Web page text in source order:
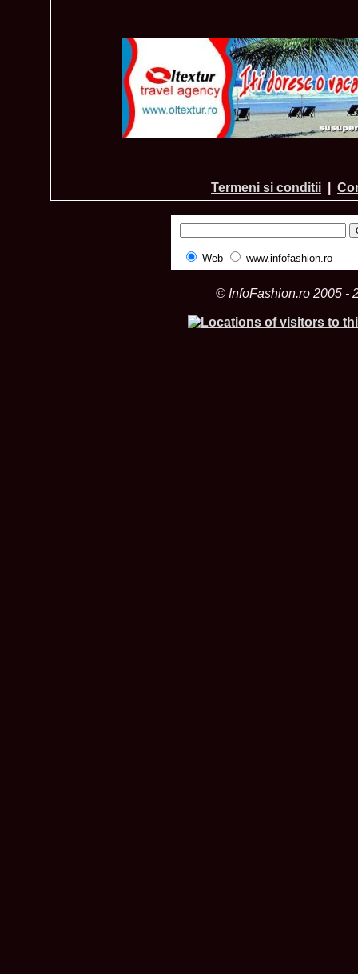
Termeni si conditii
Web www.infofashion.ro
© InfoFashion.ro 2005 -